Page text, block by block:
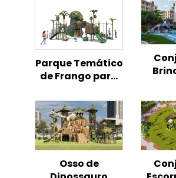
Parque Temático
de Frango para
Infantil ao Ar
Livre
Tema
Osso de